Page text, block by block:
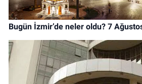
Bugün İzmir’de neler oldu? 7